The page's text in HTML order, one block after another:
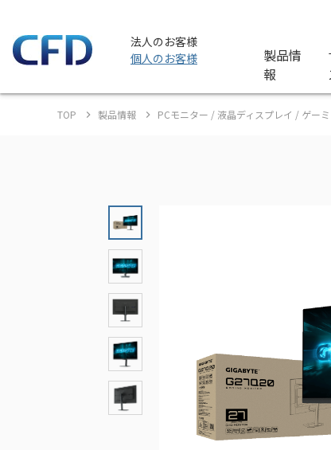
法人のお客様
個人のお客様
製品情
報
TOP 製品情報 PCモニター / 液晶ディスプレイ / ゲー